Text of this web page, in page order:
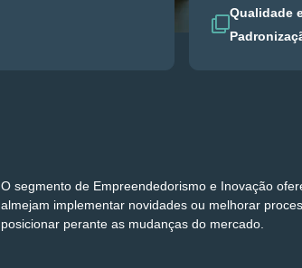
Qualidade
O segmento de Empreendedorismo e Inovação
almejam implementar novidades ou melhorar
posicionar perante as mudanças do mercado.